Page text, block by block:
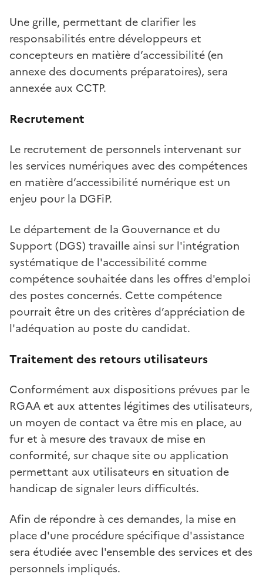
Une grille, permettant de clarifier les
responsabilités entre développeurs et
concepteurs en matière d’accessibilité (en
annexe des documents préparatoires), sera
annexée aux CCTP.
Recrutement
Le recrutement de personnels intervenant sur
les services numériques avec des compétences
en matière d’accessibilité numérique est un
enjeu pour la DGFiP.
Le département de la Gouvernance et du
Support (DGS) travaille ainsi sur l'intégration
systématique de l'accessibilité comme
compétence souhaitée dans les offres d'emploi
des postes concernés. Cette compétence
pourrait être un des critères d’appréciation de
l'adéquation au poste du candidat.
Traitement des retours utilisateurs
Conformément aux dispositions prévues par le
RGAA et aux attentes légitimes des utilisateurs,
un moyen de contact va être mis en place, au
fur et à mesure des travaux de mise en
conformité, sur chaque site ou application
permettant aux utilisateurs en situation de
handicap de signaler leurs difficultés.
Afin de répondre à ces demandes, la mise en
place d'une procédure spécifique d'assistance
sera étudiée avec l'ensemble des services et des
personnels impliqués.